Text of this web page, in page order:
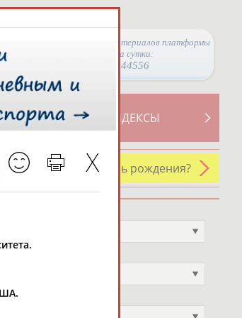
Просмотры материалов платформы
за сутки:
44556
СВОДНЫЕ ИНДЕКСЫ
У кого сегодня день рождения?